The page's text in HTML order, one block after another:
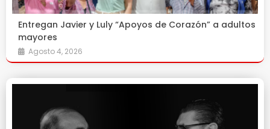
Entregan Javier y Luly “Apoyos de Corazón” a adultos
mayores
Agosto 4, 2026